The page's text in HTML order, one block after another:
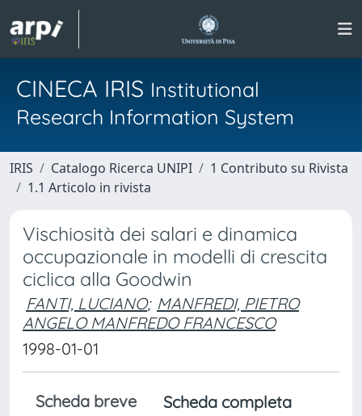
CINECA IRIS Institutional
Research Information System
IRIS Catalogo Ricerca UNIPI
1 Contributo su Rivista
1.1 Articolo in rivista
Vischiosità dei salari e dinamica
occupazionale in modelli di crescita
ciclica alla Goodwin
FANTI, LUCIANO; MANFREDI, PIETRO
ANGELO MANFREDO FRANCESCO
1998-01-01
Scheda breve
Scheda completa